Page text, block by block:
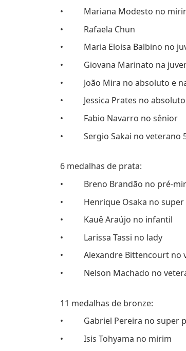
• Mariana Modesto no
• Rafaela Chun
• Maria Eloisa Balbino no
• Giovana Marinato na
• João Mira no absoluto e na
• Jessica Prates no absoluto
• Fabio Navarro no sênior
• Sergio Sakai no veterano
6 medalhas de prata:
• Breno Brandão no pré-
• Henrique Osaka no super
• Kauê Araújo no infantil
• Larissa Tassi no lady
• Alexandre Bittencourt no
• Nelson Machado no
11 medalhas de bronze:
• Gabriel Pereira no super
• Isis Tohyama no mirim